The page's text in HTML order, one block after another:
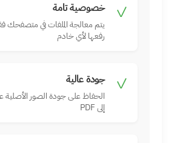
✓ خصوصية تامة
يتم معالجة الملفات في متصفحك
رفعها لأي خادم
✓ جودة عالية
الحفاظ على جودة الصور الأصلية
إلى PDF